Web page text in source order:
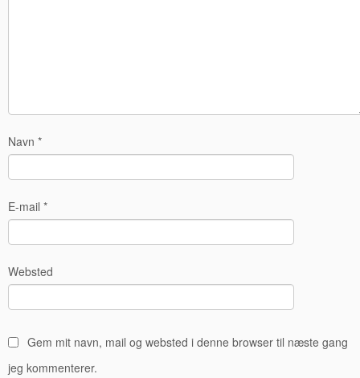
Navn *
E-mail *
Websted
Gem mit navn, mail og websted i denne browser til næste gang
jeg kommenterer.